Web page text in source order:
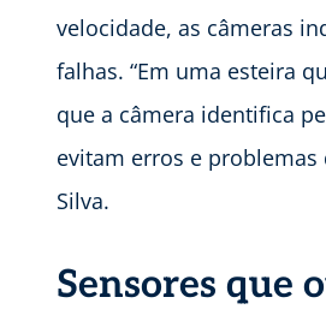
velocidade, as câmeras
falhas. “Em uma esteira
que a câmera identifica
evitam erros e problemas
Silva.
Sensores que